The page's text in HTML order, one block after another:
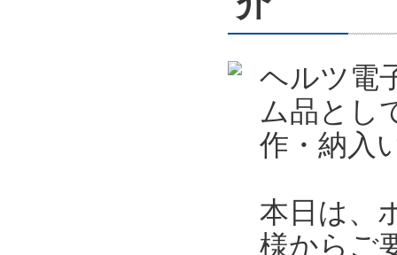
ヘルツ電
ム品とし
作・納入
本日は、
様からご